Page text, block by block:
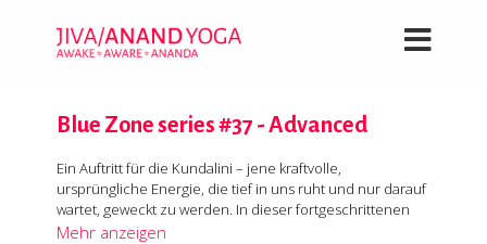
Blue Zone series #37 - Advanced
Ein Auftritt für die Kundalini – jene kraftvolle,
ursprüngliche Energie, die tief in uns ruht und nur darauf
wartet, geweckt zu werden. In dieser fortgeschrittenen
Session spüren wir, wie diese wilde Energie einmal durch
Mehr anzeigen